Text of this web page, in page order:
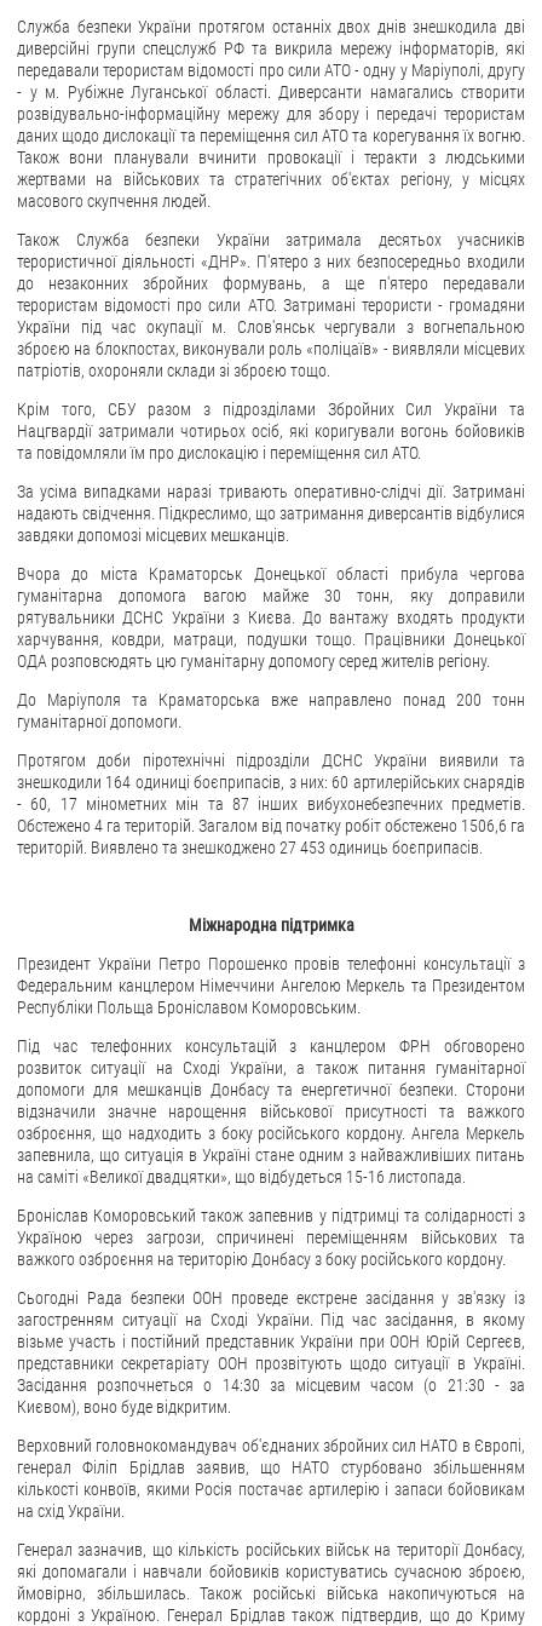
Служба безпеки України протягом останніх двох днів знешкодила дві
диверсійні групи спецслужб РФ та викрила мережу інформаторів, які
передавали терористам відомості про сили АТО - одну у Маріуполі, другу
- у м. Рубіжне Луганської області. Диверсанти намагались створити
розвідувально-інформаційну мережу для збору і передачі терористам
даних щодо дислокації та переміщення сил АТО та корегування їх вогню.
Також вони планували вчинити провокації і теракти з людськими
жертвами на військових та стратегічних об'єктах регіону, у місцях
масового скупчення людей.
Також Служба безпеки України затримала десятьох учасників
терористичної діяльності «ДНР». П'ятеро з них безпосередньо входили
до незаконних збройних формувань, а ще п'ятеро передавали
терористам відомості про сили АТО. Затримані терористи - громадяни
України під час окупації м. Слов'янськ чергували з вогнепальною
зброєю на блокпостах, виконували роль «поліцаїв» - виявляли місцевих
патріотів, охороняли склади зі зброєю тощо.
Крім того, СБУ разом з підрозділами Збройних Сил України та
Нацгвардії затримали чотирьох осіб, які коригували вогонь бойовиків
та повідомляли їм про дислокацію і переміщення сил АТО.
За усіма випадками наразі тривають оперативно-слідчі дії. Затримані
надають свідчення. Підкреслимо, що затримання диверсантів відбулися
завдяки допомозі місцевих мешканців.
Вчора до міста Краматорськ Донецької області прибула чергова
гуманітарна допомога вагою майже 30 тонн, яку доправили
рятувальники ДСНС України з Києва. До вантажу входять продукти
харчування, ковдри, матраци, подушки тощо. Працівники Донецької
ОДА розповсюдять цю гуманітарну допомогу серед жителів регіону.
До Маріуполя та Краматорська вже направлено понад 200 тонн
гуманітарної допомоги.
Протягом доби піротехнічні підрозділи ДСНС України виявили та
знешкодили 164 одиниці боєприпасів, з них: 60 артилерійських снарядів
- 60, 17 мінометних мін та 87 інших вибухонебезпечних предметів.
Обстежено 4 га територій. Загалом від початку робіт обстежено 1506,6 га
територій. Виявлено та знешкоджено 27 453 одиниць боєприпасів.
Міжнародна підтримка
Президент України Петро Порошенко провів телефонні консультації з
Федеральним канцлером Німеччини Ангелою Меркель та Президентом
Республіки Польща Броніславом Коморовським.
Під час телефонних консультацій з канцлером ФРН обговорено
розвиток ситуації на Сході України, а також питання гуманітарної
допомоги для мешканців Донбасу та енергетичної безпеки. Сторони
відзначили значне нарощення військової присутності та важкого
озброєння, що надходить з боку російського кордону. Ангела Меркель
запевнила, що ситуація в Україні стане одним з найважливіших питань
на саміті «Великої двадцятки», що відбудеться 15-16 листопада.
Броніслав Коморовський також запевнив у підтримці та солідарності з
Україною через загрози, спричинені переміщенням військових та
важкого озброєння на територію Донбасу з боку російського кордону.
Сьогодні Рада безпеки ООН проведе екстрене засідання у зв'язку із
загостренням ситуації на Сході України. Під час засідання, в якому
візьме участь і постійний представник України при ООН Юрій Сергеєв,
представники секретаріату ООН прозвітують щодо ситуації в Україні.
Засідання розпочнеться о 14:30 за місцевим часом (о 21:30 - за
Києвом), воно буде відкритим.
Верховний головнокомандувач об'єднаних збройних сил НАТО в Європі,
генерал Філіп Брідлав заявив, що НАТО стурбовано збільшенням
кількості конвоїв, якими Росія постачає артилерію і запаси бойовикам
на схід України.
Генерал зазначив, що кількість російських військ на території Донбасу,
які допомагали і навчали бойовиків користуватись сучасною зброєю,
ймовірно, збільшилась. Також російські війська накопичуються на
кордоні з Україною. Генерал Брідлав також підтвердив, що до Криму